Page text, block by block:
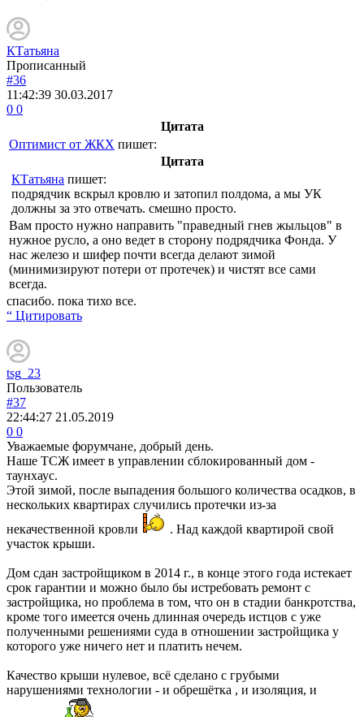
КТатьяна
Прописанный
#36
11:42:39 30.03.2017
0 0
Цитата
Оптимист от ЖКХ пишет:
Цитата
КТатьяна пишет:
подрядчик вскрыл кровлю и затопил полдома, а мы УК
должны за это отвечать. смешно просто.
Вам просто нужно направить "праведный гнев жыльцов" в
нужное русло, а оно ведет в сторону подрядчика Фонда. У
нас железо и шифер почти всегда делают зимой
(минимизируют потери от протечек) и чистят все сами
всегда.
спасибо. пока тихо все.
“ Цитировать
tsg_23
Пользователь
#37
22:44:27 21.05.2019
0 0
Уважаемые форумчане, добрый день.
Наше ТСЖ имеет в управлении сблокированный дом -
таунхаус.
Этой зимой, после выпадения большого количества осадков, в
нескольких квартирах случились протечки из-за
некачественной кровли
. Над каждой квартирой свой
участок крыши.
Дом сдан застройщиком в 2014 г., в конце этого года истекает
срок гарантии и можно было бы истребовать ремонт с
застройщика, но проблема в том, что он в стадии банкротства,
кроме того имеется очень длинная очередь истцов с уже
полученными решениями суда в отношении застройщика у
которого уже ничего нет и платить нечем.
Качество крыши нулевое, всё сделано с грубыми
нарушениями технологии - и обрешётка , и изоляция, и